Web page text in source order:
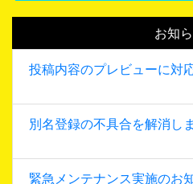
お知
投稿内容のプレビューに対
別名登録の不具合を解消し